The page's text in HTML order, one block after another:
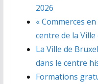
2026
« Commerces
centre de la
La Ville de
dans le centre
Formations